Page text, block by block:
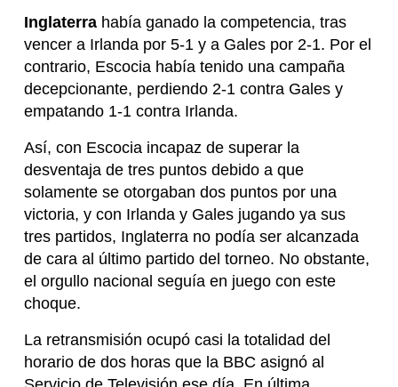
Inglaterrahabía ganado la competencia, tras
vencer a Irlanda por 5-1 y a Gales por 2-1. Por el
contrario, Escocia había tenido una campaña
decepcionante, perdiendo 2-1 contra Gales y
empatando 1-1 contra Irlanda.
Así, con Escocia incapaz de superar la
desventaja de tres puntos debido a que
solamente se otorgaban dos puntos por una
victoria, y con Irlanda y Gales jugando ya sus
tres partidos, Inglaterra no podía ser alcanzada
de cara al último partido del torneo. No obstante,
el orgullo nacional seguía en juego con este
choque.
La retransmisión ocupó casi la totalidad del
horario de dos horas que la BBC asignó al